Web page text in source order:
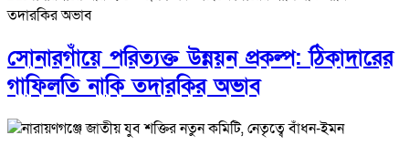
সোনারগাঁয়ে পরিত্যক্ত উন্নয়ন প্রকল্প: ঠিকাদারের
গাফিলতি নাকি তদারকির অভাব